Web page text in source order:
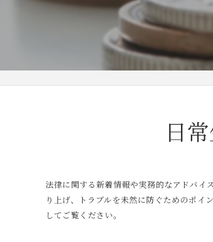
日
法律に関する新着情報や実務的なアドバイ
り上げ、トラブルを未然に防ぐためのポイ
してご覧ください。